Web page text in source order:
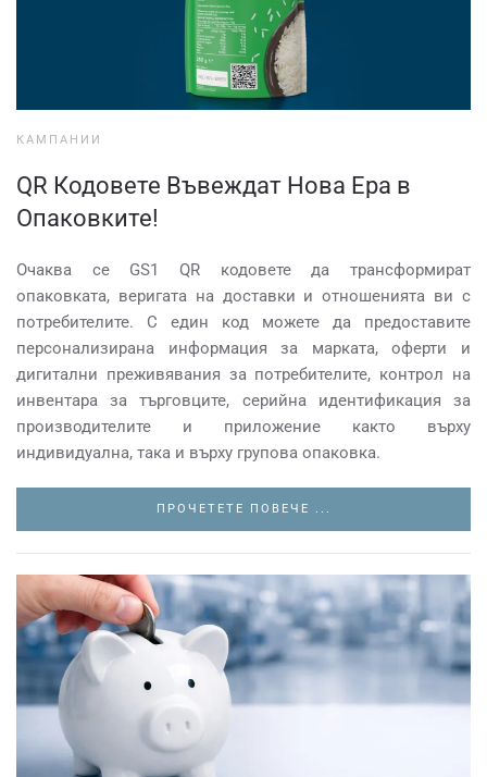
КАМПАНИИ
QR Кодовете Въвеждат Нова Ера в
Опаковките!
Очаква се GS1 QR кодовете да трансформират
опаковката, веригата на доставки и отношенията ви с
потребителите. С един код можете да предоставите
персонализирана информация за марката, оферти и
дигитални преживявания за потребителите, контрол на
инвентара за търговците, серийна идентификация за
производителите и приложение както върху
индивидуална, така и върху групова опаковка.
ПРОЧЕТЕТЕ ПОВЕЧЕ ...